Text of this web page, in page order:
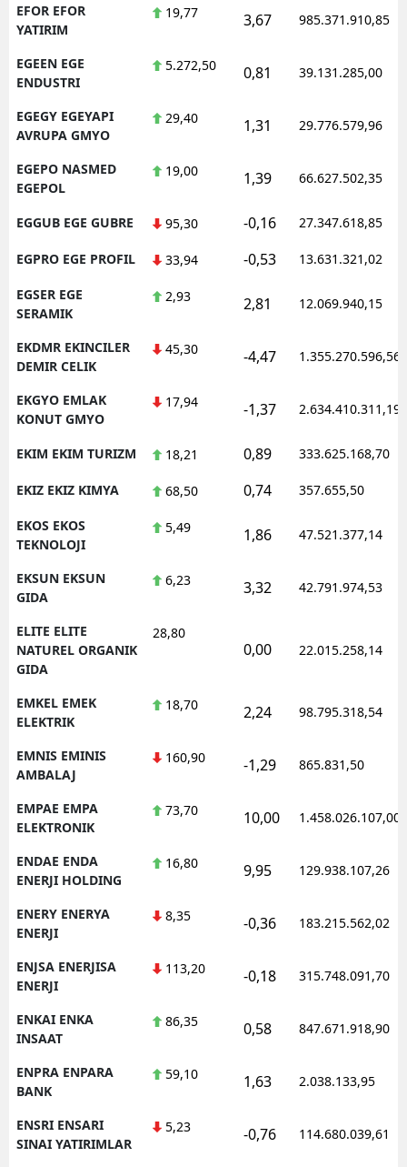
EFOR EFOR
YATIRIM
19,77 3,67 985.371.910,85
EGEEN EGE
ENDUSTRI
5.272,50 0,81 39.131.285,00
EGEGY EGEYAPI
AVRUPA GMYO
29,40 1,31 29.776.579,96
EGEPO NASMED
EGEPOL
19,00 1,39 66.627.502,35
EGGUB EGE GUBRE 95,30 -0,16 27.347.618,85
EGPRO EGE PROFIL 33,94 -0,53 13.631.321,02
EGSER EGE
SERAMIK
2,93 2,81 12.069.940,15
EKDMR EKINCILER
DEMIR CELIK
45,30 -4,47 1.355.270.596,56
EKGYO EMLAK
KONUT GMYO
17,94 -1,37 2.634.410.311,19
EKIM EKIM TURIZM 18,21 0,89 333.625.168,70
EKIZ EKIZ KIMYA 68,50 0,74 357.655,50
EKOS EKOS
TEKNOLOJI
5,49 1,86 47.521.377,14
EKSUN EKSUN
GIDA
6,23 3,32 42.791.974,53
ELITE ELITE
NATUREL ORGANIK
GIDA
28,80
0,00 22.015.258,14
EMKEL EMEK
ELEKTRIK
18,70 2,24 98.795.318,54
EMNIS EMINIS
AMBALAJ
160,90 -1,29 865.831,50
EMPAE EMPA
ELEKTRONIK
73,70 10,00 1.458.026.107,00
ENDAE ENDA
ENERJI HOLDING
16,80 9,95 129.938.107,26
ENERY ENERYA
ENERJI
8,35 -0,36 183.215.562,02
ENJSA ENERJISA
ENERJI
113,20 -0,18 315.748.091,70
ENKAI ENKA
INSAAT
86,35 0,58 847.671.918,90
ENPRA ENPARA
BANK
59,10 1,63 2.038.133,95
ENSRI ENSARI
SINAI YATIRIMLAR
5,23 -0,76 114.680.039,61